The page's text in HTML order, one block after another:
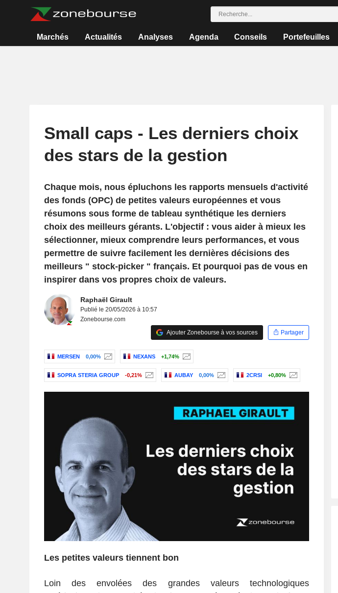
Marchés Actualités Analyses Agenda Conseils Portefeuilles
Small caps - Les derniers choix
des stars de la gestion
Chaque mois, nous épluchons les rapports mensuels d'activité
des fonds (OPC) de petites valeurs européennes et vous
résumons sous forme de tableau synthétique les derniers
choix des meilleurs gérants. L'objectif : vous aider à mieux les
sélectionner, mieux comprendre leurs performances, et vous
permettre de suivre facilement les dernières décisions des
meilleurs " stock-picker " français. Et pourquoi pas de vous en
inspirer dans vos propres choix de valeurs.
Raphaël Girault
Publié le 20/05/2026 à 10:57
Zonebourse.com
Ajouter Zonebourse à vos sources
Partager
MERSEN 0,00% NEXANS +1,74%
SOPRA STERIA GROUP -0,21% AUBAY 0,00% 2CRSI +0,80%
Les petites valeurs tiennent bon
Loin des envolées des grandes valeurs technologiques